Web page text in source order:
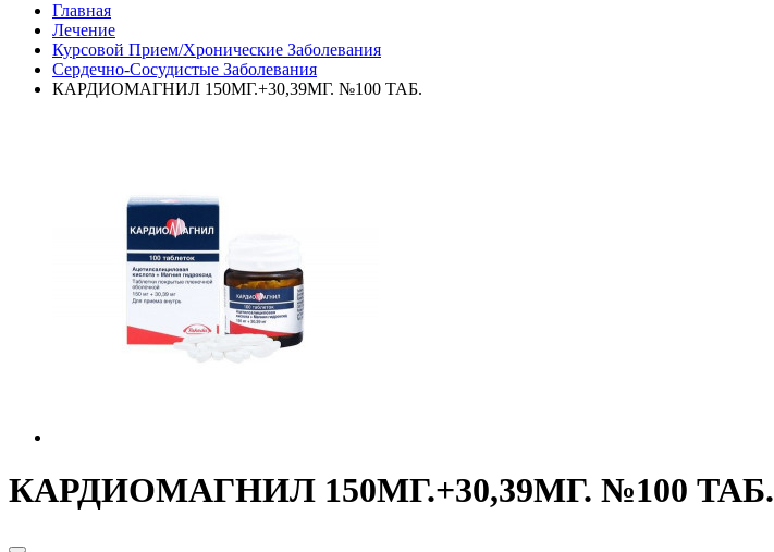
Главная
Лечение
Курсовой Прием/Хронические Заболевания
Сердечно-Сосудистые Заболевания
КАРДИОМАГНИЛ 150МГ.+30,39МГ. №100 ТАБ.
КАРДИОМАГНИЛ 150МГ.+30,39МГ. №100 ТАБ.